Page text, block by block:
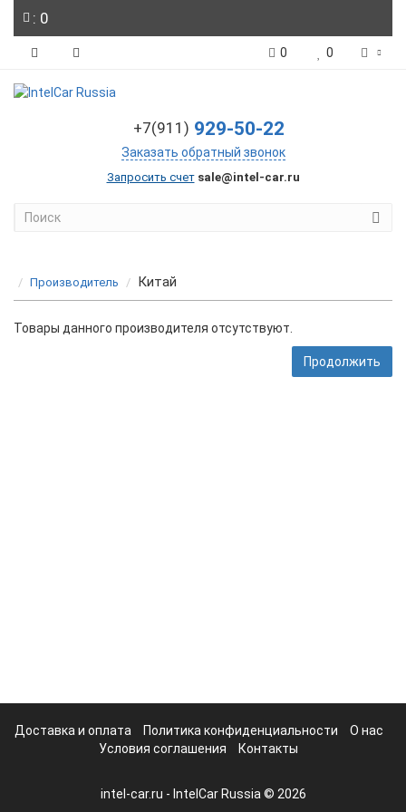
: 0
0 0
+7(911) 929-50-22
Заказать обратный звонок
Запросить счет sale@intel-car.ru
Производитель Китай
Товары данного производителя отсутствуют.
Продолжить
Доставка и оплата Политика конфиденциальности
О нас
Условия соглашения
Контакты
intel-car.ru - IntelCar Russia © 2026